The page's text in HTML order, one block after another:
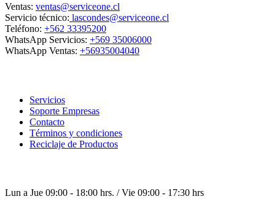
Ventas: ventas@serviceone.cl
Servicio técnico: lascondes@serviceone.cl
Teléfono: +562 33395200
WhatsApp Servicios: +569 35006000
WhatsApp Ventas: +56935004040
Servicios
Soporte Empresas
Contacto
Términos y condiciones
Reciclaje de Productos
Lun a Jue 09:00 - 18:00 hrs. / Vie 09:00 - 17:30 hrs